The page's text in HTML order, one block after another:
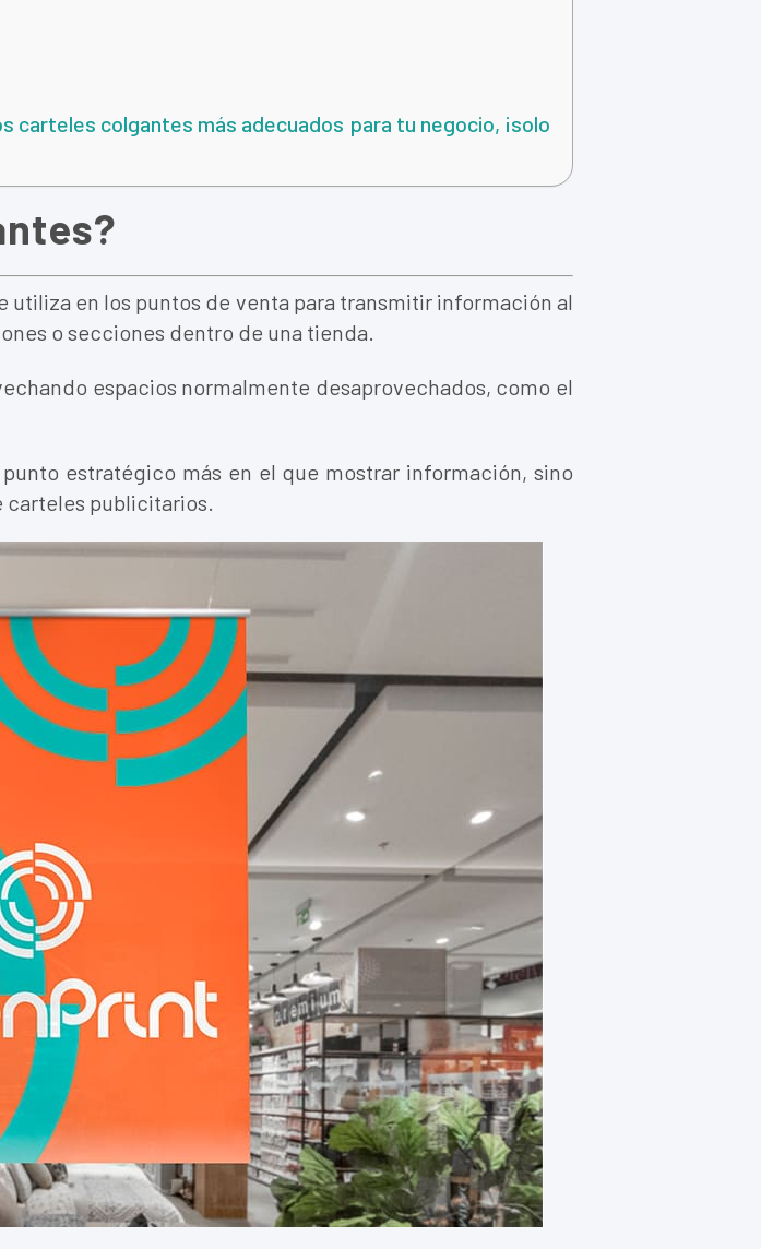
carteles colgantes más adecuados para tu negocio, ¡solo
utiliza en los puntos de venta para transmitir información al
o secciones dentro de una tienda.
espacios normalmente desaprovechados, como el
estratégico más en el que mostrar información, sino
carteles publicitarios.